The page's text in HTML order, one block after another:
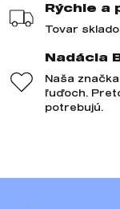
Rýchle a
Tovar
Nadácia
Naša
ľuďoch.
potrebujú.